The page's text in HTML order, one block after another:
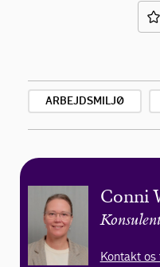
ARBEJDSMILJØ
Conni
Kontakt os